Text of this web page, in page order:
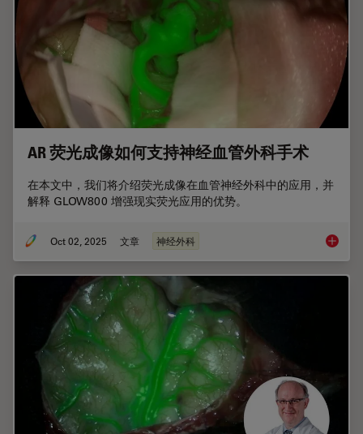
AR 荧光成像如何支持神经血管外科手术
在本文中，我们将介绍荧光成像在血管神经外科中的应用，并
解释 GLOW800 增强现实荧光应用的优势。
Oct 02, 2025 文章 神经外科 AR 荧